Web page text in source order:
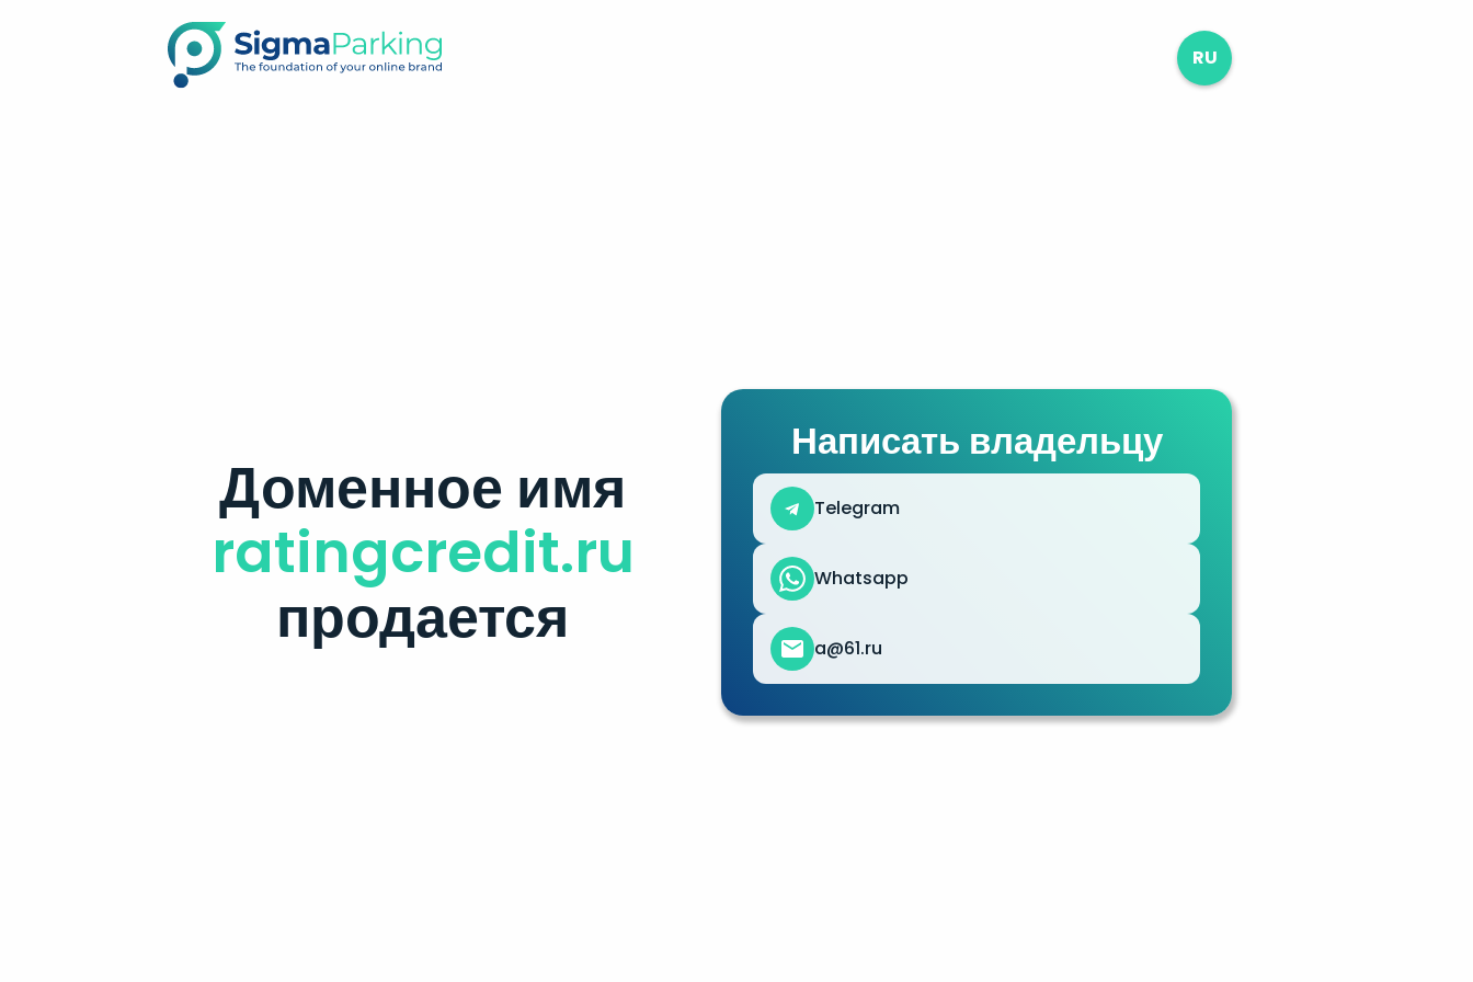
RU
Доменное имя
ratingcredit.ru
продается
Написать владельцу
Telegram
Whatsapp
a@61.ru